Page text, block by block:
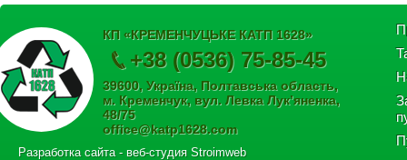
КП «КРЕМЕНЧУЦЬКЕ КАТП 1628»
+38 (0536) 75-85-45
39600, Україна, Полтавська область,
м. Кременчук, вул. Левка Лук’яненка,
48/75
office@katp1628.com
Разработка сайта- веб-студия Stroimweb